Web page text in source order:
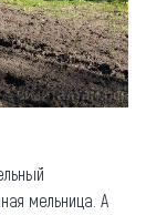
мельница. А